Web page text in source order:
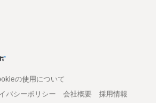
の使用について
バシーポリシー 会社概要
採用情報